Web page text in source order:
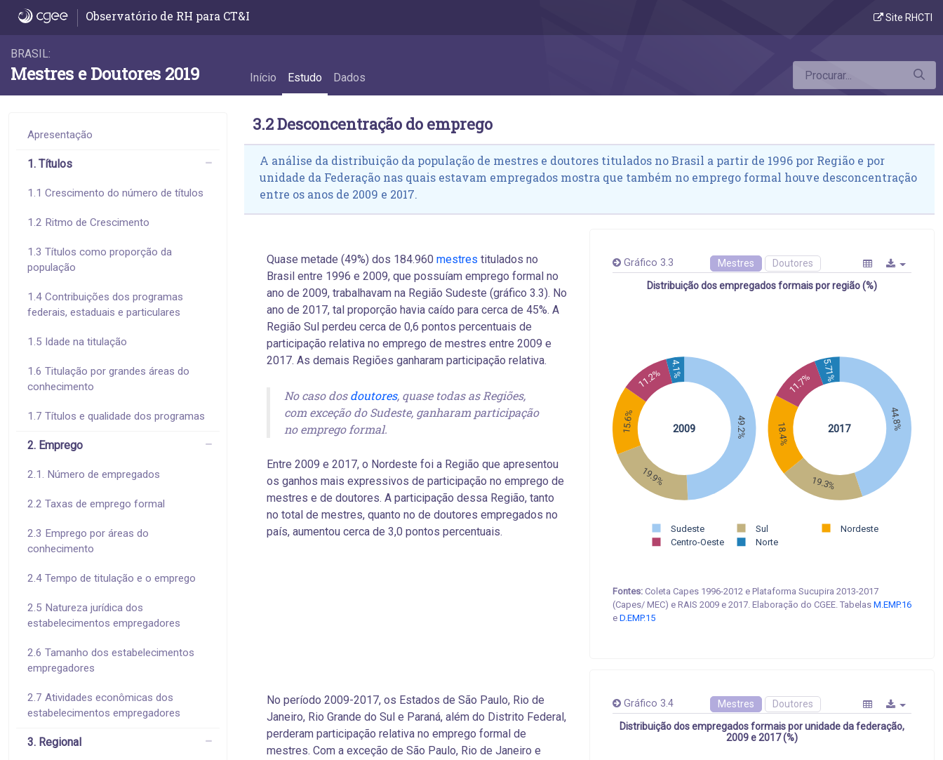
3.2 Desconcentração do emprego - 3.2 Desconcentração do emprego
Observatório de RH para CT&I Site RHCTI
BRASIL:
Mestres e Doutores 2019 Início Estudo Dados
Apresentação
1. Títulos
1.1 Crescimento do número de títulos
1.2 Ritmo de Crescimento
1.3 Títulos como proporção da
população
1.4 Contribuições dos programas
federais, estaduais e particulares
1.5 Idade na titulação
1.6 Titulação por grandes áreas do
conhecimento
1.7 Títulos e qualidade dos programas
2. Emprego
2.1. Número de empregados
2.2 Taxas de emprego formal
2.3 Emprego por áreas do
conhecimento
2.4 Tempo de titulação e o emprego
2.5 Natureza jurídica dos
estabelecimentos empregadores
2.6 Tamanho dos estabelecimentos
empregadores
2.7 Atividades econômicas dos
estabelecimentos empregadores
3. Regional
3.2 Desconcentração do emprego
A análise da distribuição da população de mestres e doutores titulados no Brasil a partir de 1996 por Região e por
unidade da Federação nas quais estavam empregados mostra que também no emprego formal houve desconcentração
entre os anos de 2009 e 2017.
Quase metade (49%) dos 184.960 mestres titulados no
Brasil entre 1996 e 2009, que possuíam emprego formal no
ano de 2009, trabalhavam na Região Sudeste (gráfico 3.3). No
ano de 2017, tal proporção havia caído para cerca de 45%. A
Região Sul perdeu cerca de 0,6 pontos percentuais de
participação relativa no emprego de mestres entre 2009 e
2017. As demais Regiões ganharam participação relativa.
No caso dosdoutores, quase todas as Regiões,
com exceção do Sudeste, ganharam participação
no emprego formal.
Entre 2009 e 2017, o Nordeste foi a Região que apresentou
os ganhos mais expressivos de participação no emprego de
mestres e de doutores. A participação dessa Região, tanto
no total de mestres, quanto no de doutores empregados no
país, aumentou cerca de 3,0 pontos percentuais.
Gráfico 3.3 Mestres Doutores
Distribuição dos empregados formais por região (%)
49.2%
19.9%
15.6%
11.2% 4.1%
44.8%
19.3%
18.4%
11.7%
5.71%
Sudeste Sul
Nordeste
Centro-Oeste
Norte
2009 2017
Fontes: Coleta Capes 1996-2012 e Plataforma Sucupira 2013-2017
(Capes/ MEC) e RAIS 2009 e 2017. Elaboração do CGEE. Tabelas M.EMP.16
e D.EMP.15
No período 2009-2017, os Estados de São Paulo, Rio de
Janeiro, Rio Grande do Sul e Paraná, além do Distrito Federal,
perderam participação relativa no emprego formal de
mestres. Com a exceção de São Paulo, Rio de Janeiro e
Gráfico 3.4 Mestres Doutores
Distribuição dos empregados formais por unidade da federação,
2009 e 2017 (%)